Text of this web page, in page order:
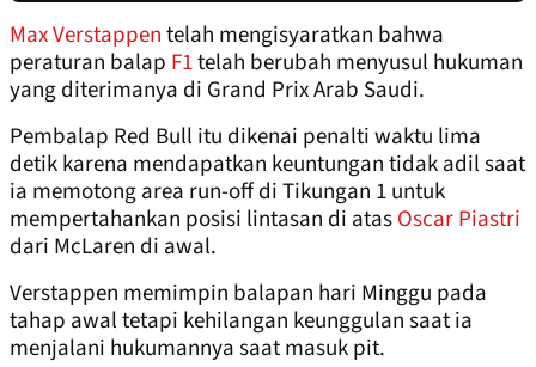
Max Verstappentelah mengisyaratkan bahwa
peraturan balap F1telah berubah menyusul hukuman
yang diterimanya di Grand Prix Arab Saudi.
Pembalap Red Bull itu dikenai penalti waktu lima
detik karena mendapatkan keuntungan tidak adil saat
ia memotong area run-off di Tikungan 1 untuk
mempertahankan posisi lintasan di atasOscar Piastri
dari McLaren di awal.
Verstappen memimpin balapan hari Minggu pada
tahap awal tetapi kehilangan keunggulan saat ia
menjalani hukumannya saat masuk pit.